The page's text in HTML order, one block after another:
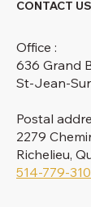
CONTACT US
Office :
636 Grand
St-Jean-
Postal
2279
Richelieu,
514-779-